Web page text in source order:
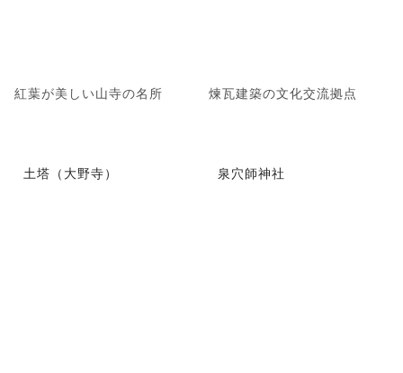
紅葉が美しい山寺の名所 煉瓦建築の文化交流拠点
土塔（大野寺） 泉穴師神社